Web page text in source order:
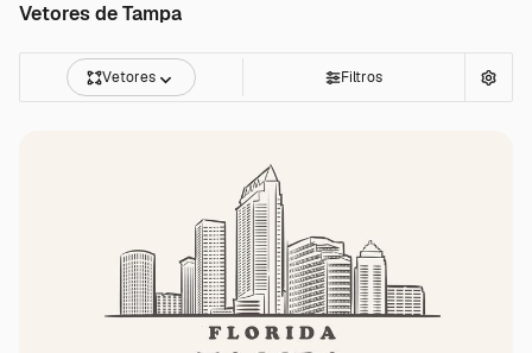
Vetores de Tampa
Vetores Filtros